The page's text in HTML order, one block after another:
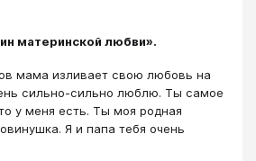
материнской любви».
мама изливает свою любовь на
сильно-сильно люблю. Ты самое
у меня есть. Ты моя родная
Я и папа тебя очень